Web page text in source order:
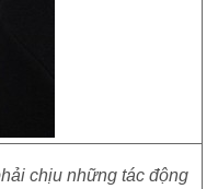
chịu những tác động